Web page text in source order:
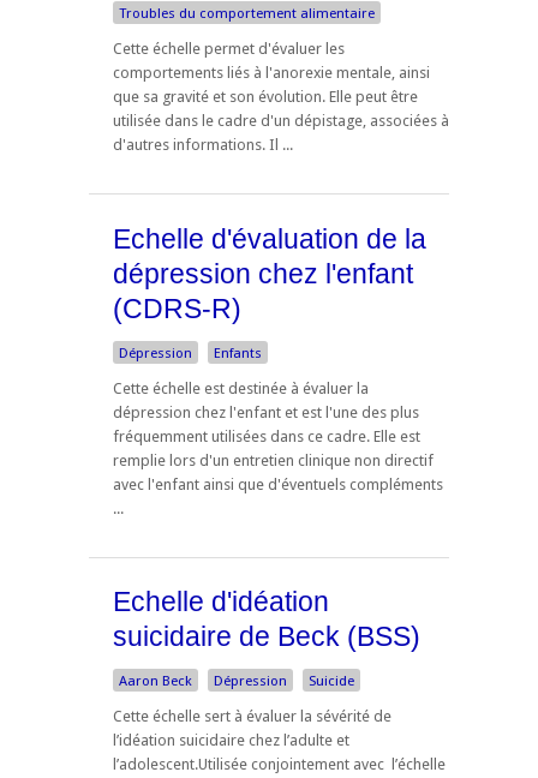
Troubles du comportement alimentaire
Cette échelle permet d'évaluer les
comportements liés à l'anorexie mentale, ainsi
que sa gravité et son évolution. Elle peut être
utilisée dans le cadre d'un dépistage, associées à
d'autres informations. Il ...
Echelle d'évaluation de la
dépression chez l'enfant
(CDRS-R)
Dépression Enfants
Cette échelle est destinée à évaluer la
dépression chez l'enfant et est l'une des plus
fréquemment utilisées dans ce cadre. Elle est
remplie lors d'un entretien clinique non directif
avec l'enfant ainsi que d'éventuels compléments
...
Echelle d'idéation
suicidaire de Beck (BSS)
Aaron Beck Dépression Suicide
Cette échelle sert à évaluer la sévérité de
l’idéation suicidaire chez l’adulte et
l’adolescent.Utilisée conjointement avec l’échelle